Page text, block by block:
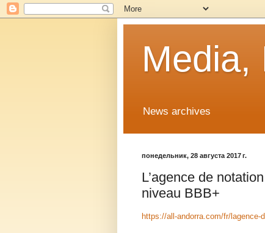
Media,
News archives
понедельник, 28 августа 2017 г.
L’agence de
niveau BBB+
https://all-andorra.com/fr/lagence-